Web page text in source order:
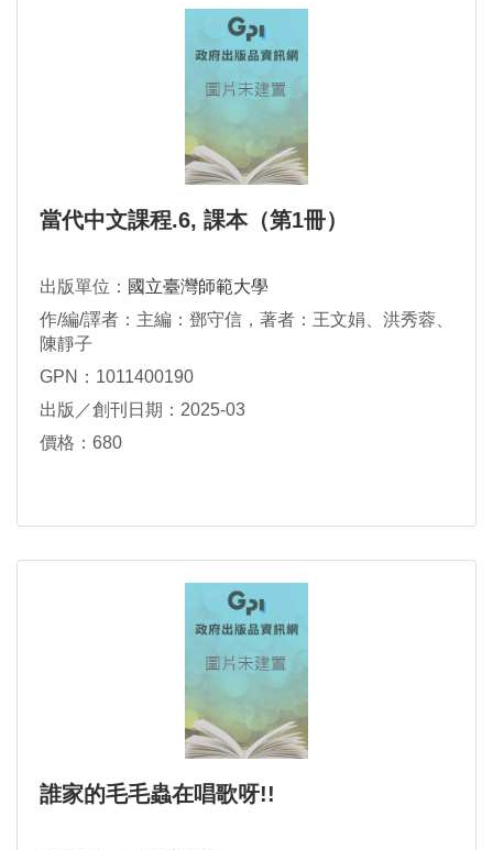
當代中文課程.6, 課本（第1冊）
出版單位： 國立臺灣師範大學
作/編/譯者：主編：鄧守信，著者：王文娟、洪秀蓉、
陳靜子
GPN：1011400190
出版／創刊日期：2025-03
價格：680
誰家的毛毛蟲在唱歌呀!!